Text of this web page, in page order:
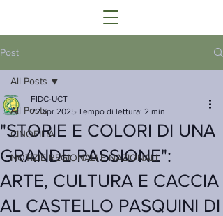
Post
All Posts
CINOFILIA
NOTIZIE REGIONALI E NAZIONALI
All Posts
"STORIE E COLORI DI UNA
GRANDE PASSIONE":
ARTE, CULTURA E CACCIA
AL CASTELLO PASQUINI DI
FIDC-UCT
22 apr 2025 Tempo di lettura: 2 min